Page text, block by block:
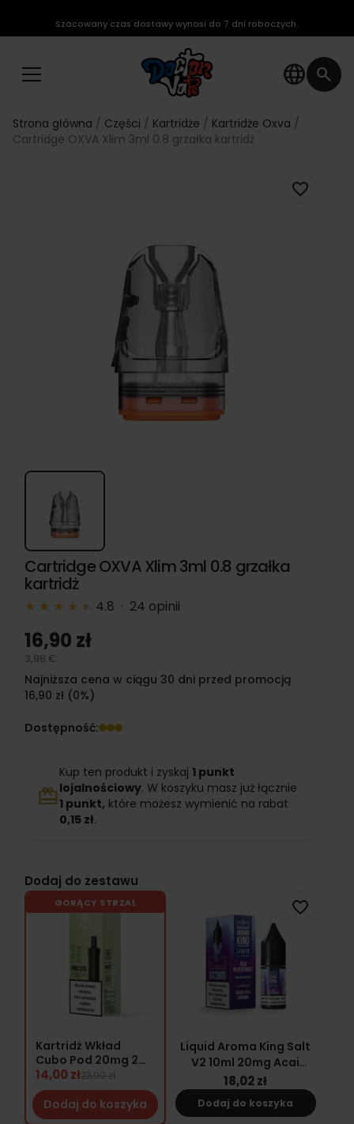
language search
Szacowany czas dostawy wynosi do 7 dni roboczych.
Strona główna Części Kartridże
Kartridże Oxva
Cartridge OXVA Xlim 3ml 0.8 grzałka kartridż
favorite_border
Cartridge OXVA Xlim 3ml 0.8 grzałka
kartridż
★ ★ ★ ★ ★
★ 4.8 · 24 opinii
16,90 zł
3,98 €
Najniższa cena w ciągu 30 dni przed promocją
16,90 zł (0%)
Dostępność:
redeem
Kup ten produkt i zyskaj 1 punkt
lojalnościowy. W koszyku masz już łącznie
1 punkt, które możesz wymienić na rabat
0,15 zł.
Dodaj do zestawu
GORĄCY STRZAŁ
Kartridż Wkład
Cubo Pod 20mg 2ml
- Fresh Apple
14,00 zł23,90 zł
Dodaj do koszyka
Liquid Aroma King Salt
V2 10ml 20mg Acai
Blueberries
18,02 zł
Dodaj do koszyka
favorite_border